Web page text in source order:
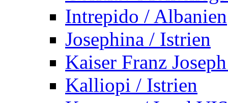
Intrepido / Albanien
Josephina / Istrien
Kaiser Franz
Kalliopi / Istrien